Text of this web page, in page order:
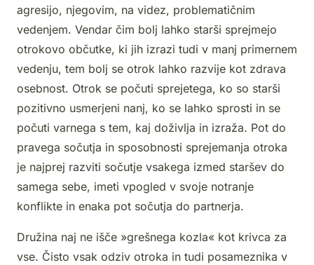
agresijo, njegovim, na videz, problematičnim
vedenjem. Vendar čim bolj lahko starši sprejmejo
otrokovo občutke, ki jih izrazi tudi v manj primernem
vedenju, tem bolj se otrok lahko razvije kot zdrava
osebnost. Otrok se počuti sprejetega, ko so starši
pozitivno usmerjeni nanj, ko se lahko sprosti in se
počuti varnega s tem, kaj doživlja in izraža. Pot do
pravega sočutja in sposobnosti sprejemanja otroka
je najprej razviti sočutje vsakega izmed staršev do
samega sebe, imeti vpogled v svoje notranje
konflikte in enaka pot sočutja do partnerja.
Družina naj ne išče »grešnega kozla« kot krivca za
vse. Čisto vsak odziv otroka in tudi posameznika v